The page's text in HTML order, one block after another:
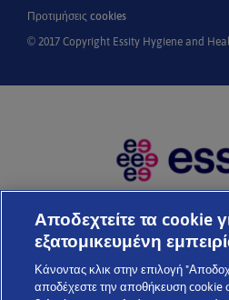
Προτιμήσεις cookies
© 2017 Copyright Essity Hygiene and
Η Essity είναι μια παγκόσμια,
υγείας. Κάθε μέρα, τα προϊόντα, οι
χρησιμοποιούνται από ένα
όλο τον κόσμο. Στόχος μας είναι
στην ευημερία προς όφελος των
Αποδεχτείτε τα cookie
εξατομικευμένη
Κάνοντας κλικ στην επιλογή
αποδέχεστε την αποθήκευση cookie